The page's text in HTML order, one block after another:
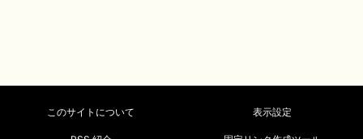
このサイトについて 表示設定